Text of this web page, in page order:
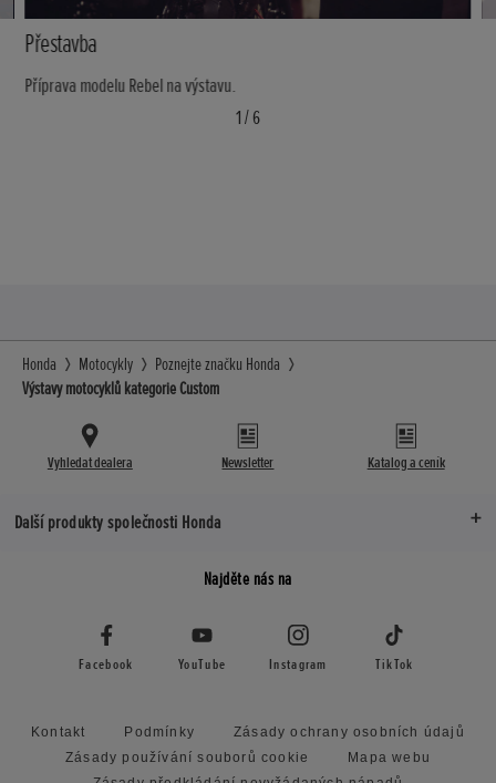
Přestavba
Příprava modelu Rebel na výstavu.
1/6
Honda Motocykly
Poznejte značku Honda
Výstavy motocyklů kategorie Custom
Vyhledat dealera Newsletter Katalog a ceník
Další produkty společnosti Honda
Najděte nás na
Facebook YouTube Instagram TikTok
Kontakt Podmínky
Zásady ochrany osobních údajů
Zásady používání souborů cookie
Mapa webu